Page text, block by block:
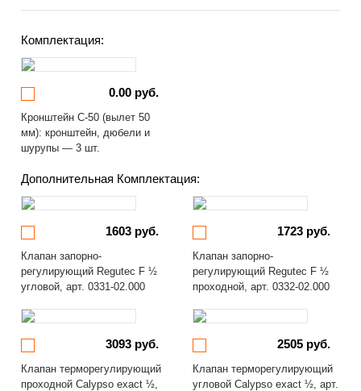
Комплектация:
0.00 руб.
Кронштейн С-50 (вылет 50
мм): кронштейн, дюбели и
шурупы — 3 шт.
Дополнительная Комплектация:
1603 руб.
Клапан запорно-
регулирующий Regutec F ½
угловой, арт. 0331-02.000
1723 руб.
Клапан запорно-
регулирующий Regutec F ½
проходной, арт. 0332-02.000
3093 руб.
Клапан терморегулирующий
проходной Calypso exact ½,
2505 руб.
Клапан терморегулирующий
угловой Calypso exact ½, арт.